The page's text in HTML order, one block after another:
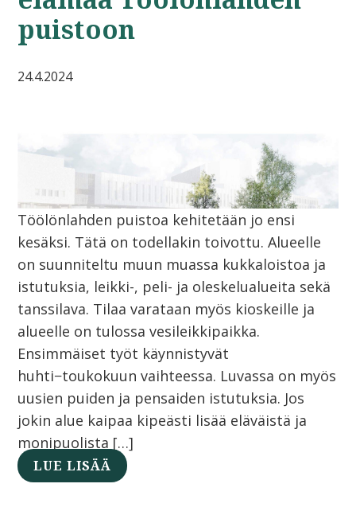
puistoon
24.4.2024
Töölönlahden puistoa kehitetään jo ensi
kesäksi. Tätä on todellakin toivottu. Alueelle
on suunniteltu muun muassa kukkaloistoa ja
istutuksia, leikki-, peli- ja oleskelualueita sekä
tanssilava. Tilaa varataan myös kioskeille ja
alueelle on tulossa vesileikkipaikka.
Ensimmäiset työt käynnistyvät
huhti−toukokuun vaihteessa. Luvassa on myös
uusien puiden ja pensaiden istutuksia. Jos
jokin alue kaipaa kipeästi lisää eläväistä ja
monipuolista […]
LUE LISÄÄ